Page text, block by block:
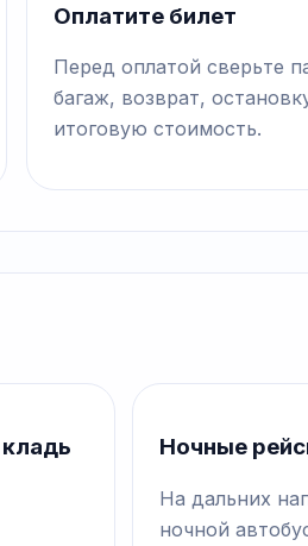
Оплатите билет
Перед оплатой сверьте
багаж, возврат,
итоговую стоимость.
Ночные
На дальних
ночной